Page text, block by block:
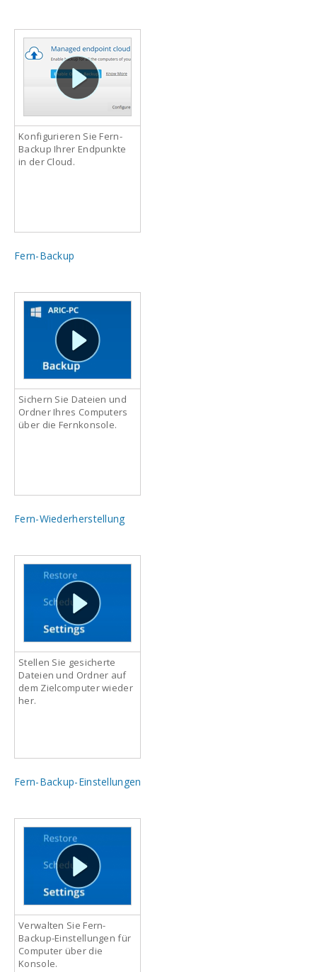
Konfigurieren Sie Fern-
Backup Ihrer Endpunkte
in der Cloud.
Fern-Backup
Sichern Sie Dateien und
Ordner Ihres Computers
über die Fernkonsole.
Fern-Wiederherstellung
Stellen Sie gesicherte
Dateien und Ordner auf
dem Zielcomputer wieder
her.
Fern-Backup-Einstellungen
Verwalten Sie Fern-
Backup-Einstellungen für
Computer über die
Konsole.